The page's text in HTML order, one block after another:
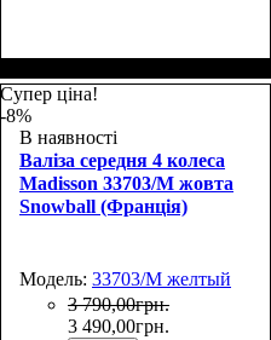
55х36х20
Супер ціна!
-8%
В наявності
Валіза середня 4 колеса
Madisson 33703/M жовта
Snowball (Франція)
Модель: 33703/M желтый
3 790,00грн.
3 490,00грн.